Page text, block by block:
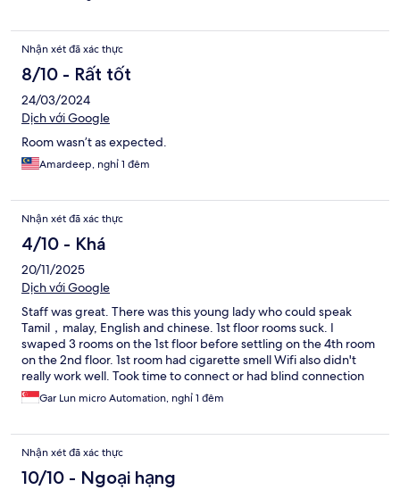
Nhận xét đã xác thực
8/10 - Rất tốt
24/03/2024
Dịch với Google
Room wasn’t as expected.
Amardeep, nghỉ 1 đêm
Nhận xét đã xác thực
4/10 - Khá
20/11/2025
Dịch với Google
Staff was great. There was this young lady who could speak
Tamil，malay, English and chinese. 1st floor rooms suck. I
swaped 3 rooms on the 1st floor before settling on the 4th room
on the 2nd floor. 1st room had cigarette smell Wifi also didn't
really work well. Took time to connect or had blind connection
spots 2nd room had store room smell 3rd room had damp cloth
smellnkroom
Gar Lun micro Automation, nghỉ 1 đêm
Nhận xét đã xác thực
10/10 - Ngoại hạng